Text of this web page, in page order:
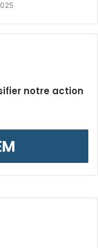
notre action